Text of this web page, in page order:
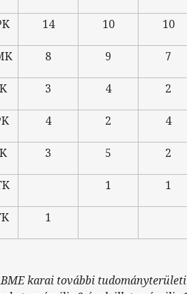
14 10 10
8 9 7
3 4 2
4 2 4
3 5 2
1 1
1
karai további